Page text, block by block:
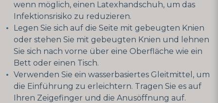
wenn möglich, einen Latexhandschuh, um das
Infektionsrisiko zu reduzieren.
Legen Sie sich auf die Seite mit gebeugten Knien
oder stehen Sie mit gebeugten Knien und lehnen
Sie sich nach vorne über eine Oberfläche wie ein
Bett oder einen Tisch.
Verwenden Sie ein wasserbasiertes Gleitmittel, um
die Einführung zu erleichtern. Tragen Sie es auf
Ihren Zeigefinger und die Anusöffnung auf.